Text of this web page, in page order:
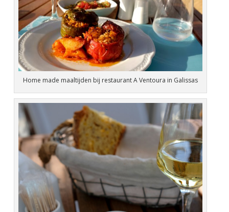
Home made maaltijden bij restaurant A Ventoura in Galissas